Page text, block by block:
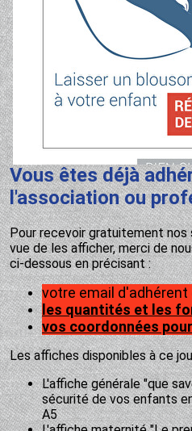
Vous êtes déjà
l'association ou
Pour recevoir gratuitement
vue de les afficher, merci de
ci-dessous en précisant :
votre email
les quantités et les
vos coordonnées
Les affiches disponibles à ce
L'affiche générale "que
sécurité de vos enfants
A5